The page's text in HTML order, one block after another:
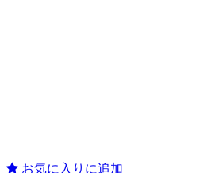
お気に入りに追加